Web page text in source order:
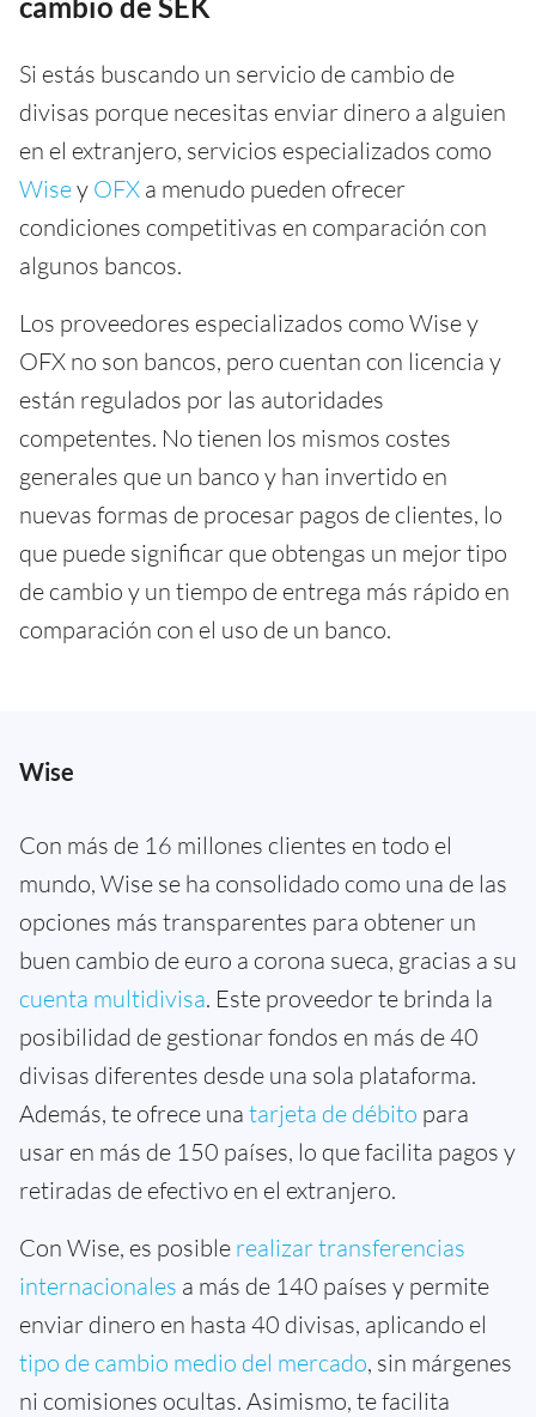
Si estás buscando un servicio de cambio de
divisas porque necesitas enviar dinero a alguien
en el extranjero, servicios especializados como
Wisey OFX a menudo pueden ofrecer
condiciones competitivas en comparación con
algunos bancos.
Los proveedores especializados como Wise y
OFX no son bancos, pero cuentan con licencia y
están regulados por las autoridades
competentes. No tienen los mismos costes
generales que un banco y han invertido en
nuevas formas de procesar pagos de clientes, lo
que puede significar que obtengas un mejor tipo
de cambio y un tiempo de entrega más rápido en
comparación con el uso de un banco.
Wise
Con más de 16 millones clientes en todo el
mundo, Wise se ha consolidado como una de las
opciones más transparentes para obtener un
buen cambio de euro a corona sueca, gracias a su
cuenta multidivisa. Este proveedor te brinda la
posibilidad de gestionar fondos en más de 40
divisas diferentes desde una sola plataforma.
Además, te ofrece una tarjeta de débito para
usar en más de 150 países, lo que facilita pagos y
retiradas de efectivo en el extranjero.
Con Wise, es posible realizar transferencias
internacionales a más de 140 países y permite
enviar dinero en hasta 40 divisas, aplicando el
tipo de cambio medio del mercado, sin márgenes
ni comisiones ocultas. Asimismo, te facilita